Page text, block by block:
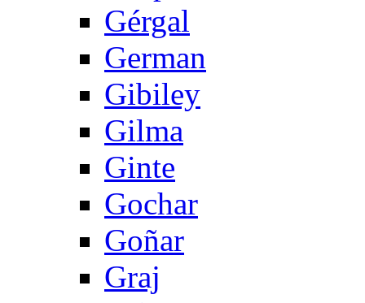
Gérgal
German
Gibiley
Gilma
Ginte
Gochar
Goñar
Graj